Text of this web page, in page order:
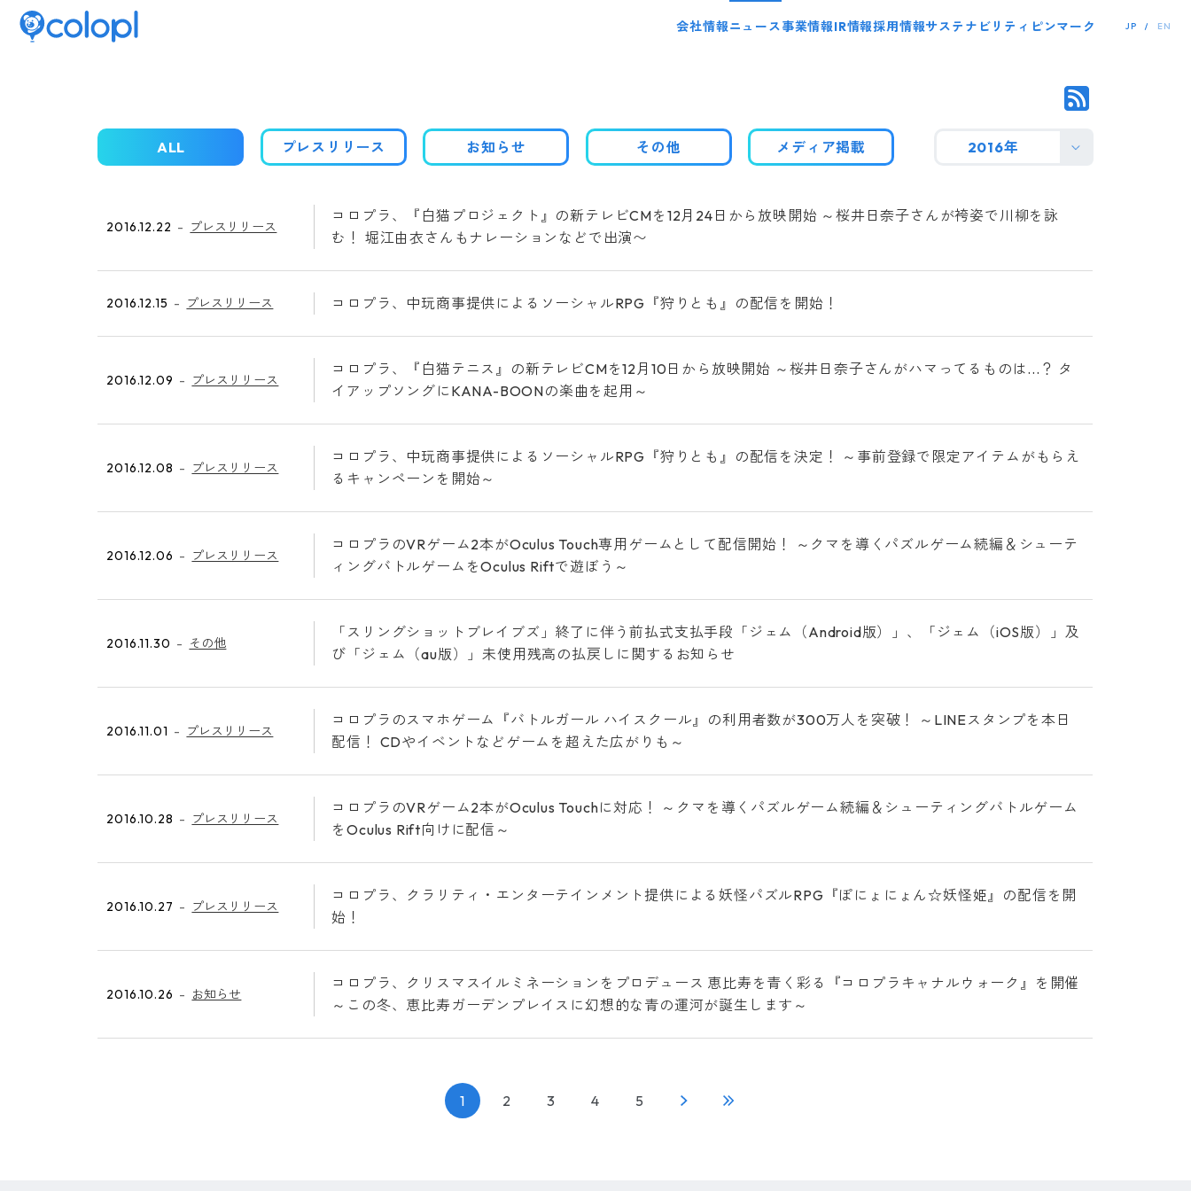
会社情報ニュース事業情報IR情報採用情報サステナビリティ ピンマーク JP EN
ALL プレスリリース お知らせ その他 メディア掲載 2016年
2016.12.22 プレスリリース
コロプラ、『白猫プロジェクト』の新テレビCMを12月24日から放映開始 ～桜井日奈子さんが袴姿で川柳を詠
む！ 堀江由衣さんもナレーションなどで出演〜
2016.12.15 プレスリリース コロプラ、中玩商事提供によるソーシャルRPG『狩りとも』の配信を開始！
2016.12.09 プレスリリース
コロプラ、『白猫テニス』の新テレビCMを12月10日から放映開始 ～桜井日奈子さんがハマってるものは...？ タ
イアップソングにKANA-BOONの楽曲を起用～
2016.12.08 プレスリリース
コロプラ、中玩商事提供によるソーシャルRPG『狩りとも』の配信を決定！ ～事前登録で限定アイテムがもらえ
るキャンペーンを開始～
2016.12.06 プレスリリース
コロプラのVRゲーム2本がOculus Touch専用ゲームとして配信開始！ ～クマを導くパズルゲーム続編＆シューテ
ィングバトルゲームをOculus Riftで遊ぼう～
2016.11.30 その他
「スリングショットブレイブズ」終了に伴う前払式支払手段「ジェム（Android版）」、「ジェム（iOS版）」及
び「ジェム（au版）」未使用残高の払戻しに関するお知らせ
2016.11.01 プレスリリース
コロプラのスマホゲーム『バトルガール ハイスクール』の利用者数が300万人を突破！ ～LINEスタンプを本日
配信！ CDやイベントなどゲームを超えた広がりも～
2016.10.28 プレスリリース
コロプラのVRゲーム2本がOculus Touchに対応！ ～クマを導くパズルゲーム続編＆シューティングバトルゲーム
をOculus Rift向けに配信～
2016.10.27 プレスリリース
コロプラ、クラリティ・エンターテインメント提供による妖怪パズルRPG『ぽにょにょん☆妖怪姫』の配信を開
始！
2016.10.26 お知らせ
コロプラ、クリスマスイルミネーションをプロデュース 恵比寿を青く彩る『コロプラキャナルウォーク』を開催
～この冬、恵比寿ガーデンプレイスに幻想的な青の運河が誕生します～
1 2 3 4 5